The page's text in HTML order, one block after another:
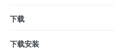
下载
下载安装